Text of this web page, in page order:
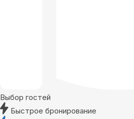
Выбор гостей
Быстрое бронирование